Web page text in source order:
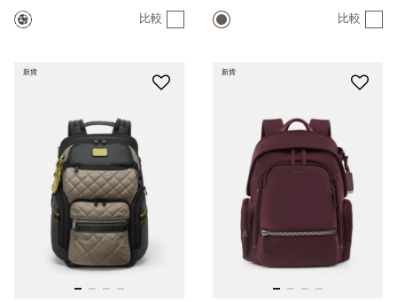
比較 比較
新貨 新貨